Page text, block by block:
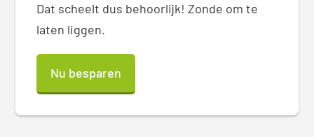
Dat scheelt dus behoorlijk! Zonde om te
laten liggen.
Nu besparen